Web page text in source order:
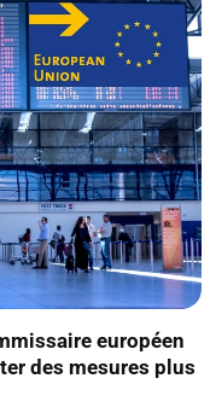
européen
des mesures plus